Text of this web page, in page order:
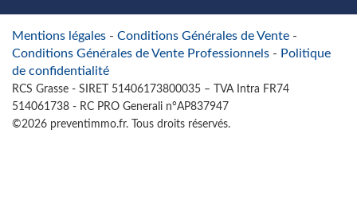
Mentions légales - Conditions Générales de Vente -
Conditions Générales de Vente Professionnels - Politique
de confidentialité
RCS Grasse - SIRET 51406173800035 – TVA Intra FR74
514061738 - RC PRO Generali n°AP837947
©2026 preventimmo.fr. Tous droits réservés.